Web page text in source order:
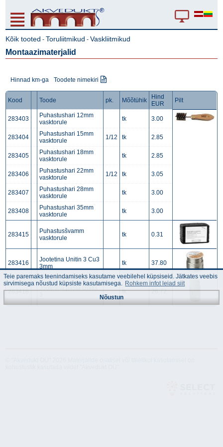
Kõik tooted - Toruliitmikud -Vaskliitmikud
Montaazimaterjalid
Hinnad km-ga Toodete nimekiri
Kood Toode pk. Mõõtühik
Hind
EUR
Pilt
283403
Puhastushari 12mm
vasktorule
tk 3.00
283404
Puhastushari 15mm
vasktorule
1/12 tk 2.85
283405
Puhastushari 18mm
vasktorule
tk 2.85
283406
Puhastushari 22mm
vasktorule
1/12 tk 3.05
283407
Puhastushari 28mm
vasktorule
tk 3.00
283408
Puhastushari 35mm
vasktorule
tk 3.00
283415
Puhastusšvamm
vasktorule
tk 0.31
283416
Jootetina Unitin 3 Cu3
3mm
tk 37.80
283418
Jootetina pasta Unifix
tk 26.72
Teie paremaks teenindamiseks kasutame veebilehel küpsiseid. Jätkates veebis
sirvimisega nõustud küpsiste kasutamisega. Rohkem infot leiad siit
Nõustun